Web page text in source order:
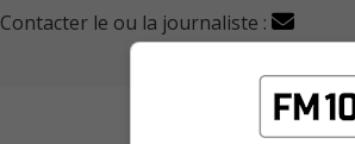
Contacter le ou la journaliste :